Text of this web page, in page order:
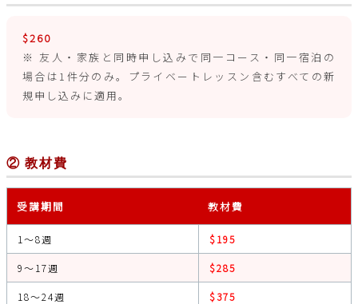
$260
※ 友人・家族と同時申し込みで同一コース・同一宿泊の
場合は1件分のみ。プライベートレッスン含むすべての新
規申し込みに適用。
② 教材費
受講期間 教材費
1〜8週 $195
9〜17週 $285
18〜24週 $375